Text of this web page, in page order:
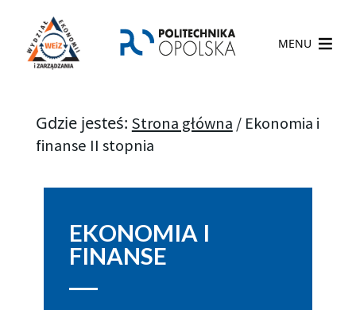
MENU
Gdzie jesteś: Strona główna / Ekonomia i
finanse II stopnia​
EKONOMIA I
FINANSE